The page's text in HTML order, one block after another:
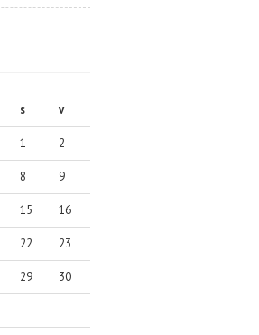
s v
1 2
8 9
15 16
22 23
29 30